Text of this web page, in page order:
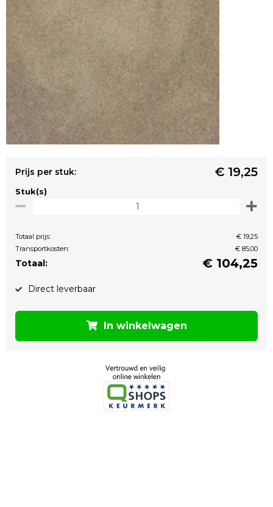
Prijs per stuk: € 19,25
Stuk(s)
Totaal prijs:
€ 19,25
Transportkosten:
€ 85,00
Totaal: € 104,25
Direct leverbaar
In winkelwagen